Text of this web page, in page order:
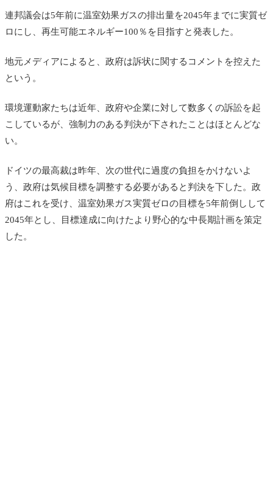
連邦議会は5年前に温室効果ガスの排出量を2045年までに実質ゼ
ロにし、再生可能エネルギー100％を目指すと発表した。
地元メディアによると、政府は訴状に関するコメントを控えた
という。
環境運動家たちは近年、政府や企業に対して数多くの訴訟を起
こしているが、強制力のある判決が下されたことはほとんどな
い。
ドイツの最高裁は昨年、次の世代に過度の負担をかけないよ
う、政府は気候目標を調整する必要があると判決を下した。政
府はこれを受け、温室効果ガス実質ゼロの目標を5年前倒しして
2045年とし、目標達成に向けたより野心的な中長期計画を策定
した。